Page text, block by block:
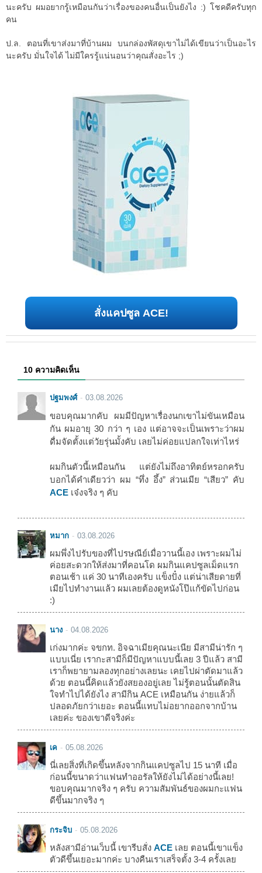
นะครับ ผมอยากรู้เหมือนกันว่าเรื่องของคนอื่นเป็นยังไง :) โชคดีครับทุก
คน
ป.ล. ตอนที่เขาส่งมาที่บ้านผม บนกล่องพัสดุเขาไม่ได้เขียนว่าเป็นอะไร
นะครับ มั่นใจได้ ไม่มีใครรู้แน่นอนว่าคุณสั่งอะไร ;)
สั่งแคปซูล ACE!
10 ความคิดเห็น
ปฐมพงศ์ 03.08.2026
ขอบคุณมากคับ ผมมีปัญหาเรื่องนกเขาไม่ขันเหมือน
กัน ผมอายุ 30 กว่า ๆ เอง แต่อาจจะเป็นเพราะว่าผม
ดื่มจัดตั้งแต่วัยรุ่นมั้งคับ เลยไม่ค่อยแปลกใจเท่าไหร่
ผมกินตัวนี้เหมือนกัน แต่ยังไม่ถึงอาทิตย์หรอกครับ
บอกได้คำเดียวว่า ผม “ทึ่ง อึ้ง” ส่วนเมีย “เสียว” คับ
ACE เจ๋งจริง ๆ คับ
หมาก 03.08.2026
ผมพึ่งไปรับของที่ไปรษณีย์เมื่อวานนี้เอง เพราะผมไม่
ค่อยสะดวกให้ส่งมาที่คอนโด ผมกินแคปซูลเม็ดแรก
ตอนเช้า แค่ 30 นาทีเองครับ แข็งปั๋ง แต่น่าเสียดายที่
เมียไปทำงานแล้ว ผมเลยต้องดูหนังโป๊แก้ขัดไปก่อน
:)
นาง 04.08.2026
เก่งมากค่ะ จขกท. อิจฉาเมียคุณนะเนีย มีสามีน่ารัก ๆ
แบบเนี่ย เรากะสามีก็มีปัญหาแบบนี้เลย 3 ปีแล้ว สามี
เราก็พยายามลองทุกอย่างเลยนะ เคยไปผ่าตัดมาแล้ว
ด้วย ตอนนี้คิดแล้วยังสยองอยู่เลย ไม่รู้ตอนนั้นตัดสิน
ใจทำไปได้ยังไง สามีกิน ACE เหมือนกัน ง่ายแล้วก็
ปลอดภัยกว่าเยอะ ตอนนี้แทบไม่อยากออกจากบ้าน
เลยค่ะ ของเขาดีจริงค่ะ
เค 05.08.2026
นี่เลยสิ่งที่เกิดขึ้นหลังจากกินแคปซูลไป 15 นาที เมื่อ
ก่อนนี้ขนาดว่าแฟนทำออรัลให้ยังไม่ได้อย่างนี้เลย!
ขอบคุณมากจริง ๆ ครับ ความสัมพันธ์ของผมกะแฟน
ดีขึ้นมากจริง ๆ
กระจิบ 05.08.2026
หลังสามีอ่านเว็บนี้ เขารีบสั่ง ACE เลย ตอนนี้เขาแข็ง
ตัวดีขึ้นเยอะมากค่ะ บางคืนเราเสร็จตั้ง 3-4 ครั้งเลย